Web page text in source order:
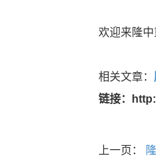
欢迎来隆
相关文章：
链接：
上一页：